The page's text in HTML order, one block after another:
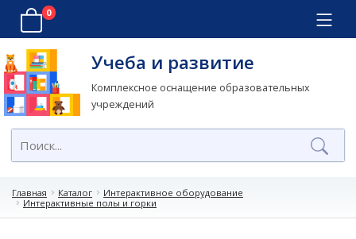
0
Учеба и развитие
Комплексное оснащение образовательных
учреждений
Главная Каталог
Интерактивное оборудование
Интерактивные полы и горки